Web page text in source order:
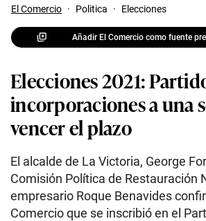
El Comercio · Politica · Elecciones
Añadir El Comercio como fuente
Elecciones 2021:
incorporaciones a una
vencer el plazo
El alcalde de La Victoria, George
Comisión Política de Restauración
empresario Roque Benavides
Comercio que se inscribió en el